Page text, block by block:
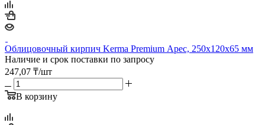
Облицовочный кирпич Kerma Premium Арес, 250х120х65 мм
Наличие и срок поставки по запросу
247,07 ₸/шт
В корзину